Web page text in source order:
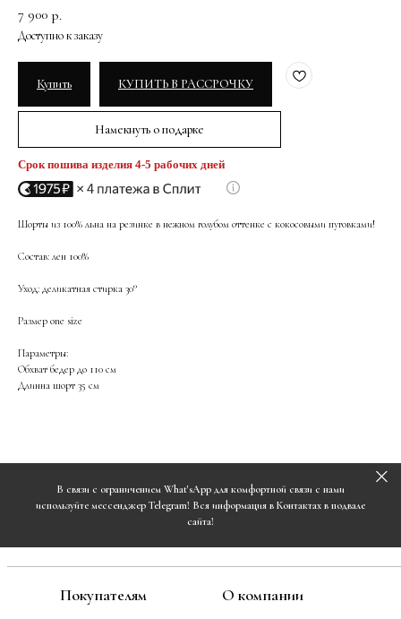
7 900 р.
Купить КУПИТЬ В РАССРОЧКУ
Намекнуть о подарке
Срок пошива изделия 4-5 рабочих дней
Шорты из 100% льна на резинке в нежном голубом оттенке с кокосовыми пуговками!
Состав: лен 100%
Уход: деликатная стирка 30°
Размер one size
Параметры:
Обхват бедер до 110 см
Длинна шорт 35 см
В связи с ограничением What'sApp для комфортной связи с нами
используйте мессенджер Telegram! Вся информация в Контактах в подвале
сайта!
Покупателям О компании